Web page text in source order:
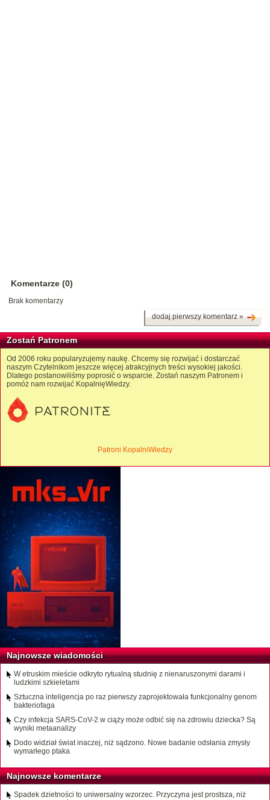
Komentarze (0)
Brak komentarzy
dodaj pierwszy komentarz »
Zostań Patronem
Od 2006 roku popularyzujemy naukę. Chcemy się rozwijać i dostarczać
naszym Czytelnikom jeszcze więcej atrakcyjnych treści wysokiej jakości.
Dlatego postanowiliśmy poprosić o wsparcie. Zostań naszym Patronem i
pomóż nam rozwijać KopalnięWiedzy.
Patroni KopalniWiedzy
Najnowsze wiadomości
W etruskim mieście odkryto rytualną studnię z nienaruszonymi darami i
ludzkimi szkieletami
Sztuczna inteligencja po raz pierwszy zaprojektowała funkcjonalny genom
bakteriofaga
Czy infekcja SARS-CoV-2 w ciąży może odbić się na zdrowiu dziecka? Są
wyniki metaanalizy
Dodo widział świat inaczej, niż sądzono. Nowe badanie odsłania zmysły
wymarłego ptaka
Najnowsze komentarze
Spadek dzietności to uniwersalny wzorzec. Przyczyna jest prostsza, niż